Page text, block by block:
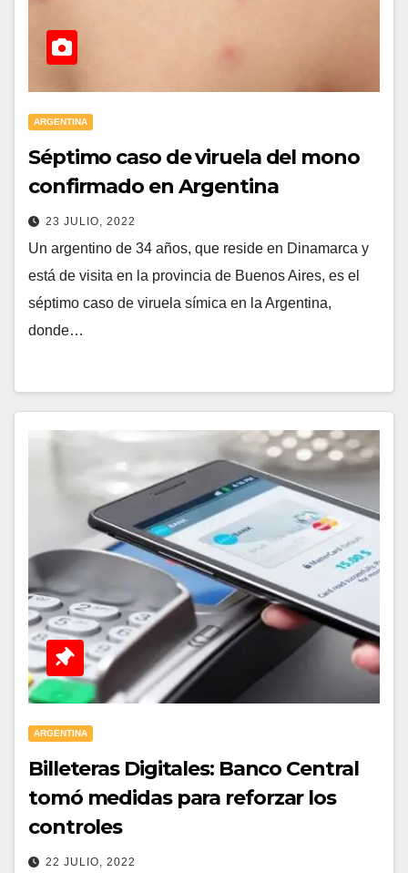
ARGENTINA
Séptimo caso de viruela del mono
confirmado en Argentina
23 JULIO, 2022
Un argentino de 34 años, que reside en Dinamarca y
está de visita en la provincia de Buenos Aires, es el
séptimo caso de viruela símica en la Argentina,
donde…
ARGENTINA
Billeteras Digitales: Banco Central
tomó medidas para reforzar los
controles
22 JULIO, 2022